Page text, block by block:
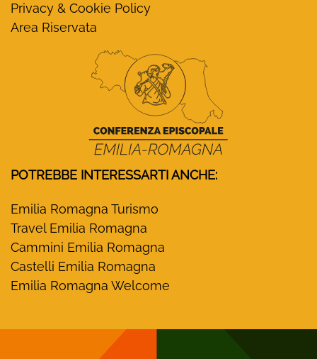
Privacy & Cookie Policy
Area Riservata
POTREBBE INTERESSARTI ANCHE:
Emilia Romagna Turismo
Travel Emilia Romagna
Cammini Emilia Romagna
Castelli Emilia Romagna
Emilia Romagna Welcome